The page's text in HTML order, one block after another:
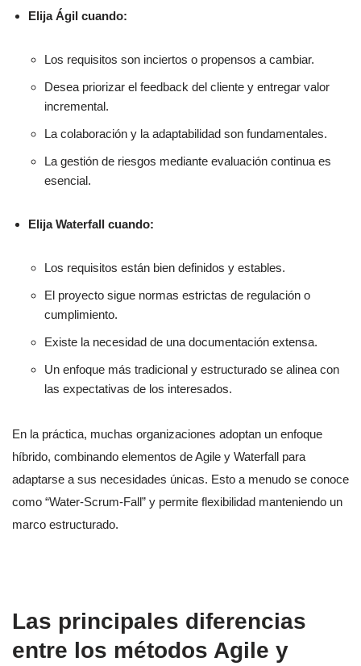
Elija Ágil cuando:
Los requisitos son inciertos o propensos a cambiar.
Desea priorizar el feedback del cliente y entregar valor
incremental.
La colaboración y la adaptabilidad son fundamentales.
La gestión de riesgos mediante evaluación continua es
esencial.
Elija Waterfall cuando:
Los requisitos están bien definidos y estables.
El proyecto sigue normas estrictas de regulación o
cumplimiento.
Existe la necesidad de una documentación extensa.
Un enfoque más tradicional y estructurado se alinea con
las expectativas de los interesados.
En la práctica, muchas organizaciones adoptan un enfoque
híbrido, combinando elementos de Agile y Waterfall para
adaptarse a sus necesidades únicas. Esto a menudo se conoce
como “Water-Scrum-Fall” y permite flexibilidad manteniendo un
marco estructurado.
Las principales diferencias
entre los métodos Agile y